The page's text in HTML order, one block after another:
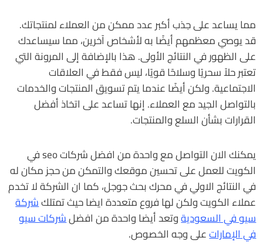
مما يساعد على جذب أكبر عدد ممكن من العملاء لمنتجاتك.
قد يوصي معظمهم أيضًا به لأشخاص آخرين، مما سيساعدك
على الظهور في النتائج الأولى. هذا بالإضافة إلى المرونة التي
تعتبر حلاً سحريًا وسلاحًا قويًا، ليس فقط في العلاقات
الاجتماعية. ولكن أيضًا عندما يتم تسويق المنتجات والخدمات
بالتواصل الجيد مع العملاء. إنها تساعد على اتخاذ أفضل
القرارات بشأن السلع والمنتجات.
يمكنك الان التواصل مع واحدة من افضل شركات seo في
الكويت للعمل على تحسين موقعك والتمكن من حجز مكان له
في النتائج الاولي في محرك بحث جوجل، كما ان الشركة لا تخدم
عملاء الكويت ولكن لها فروع متعددة ايضا حيث تمتلكشركة
سيو في السعوديةوتعد أيضا واحدة من افضلشركات سيو
في الإماراتعلى وجه الخصوص.